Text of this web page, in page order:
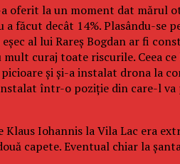
oferit la un moment dat mărul
decât 14%. Plasându-se
al lui Rareș Bogdan ar fi
curaj toate riscurile. Ceea
și și-a instalat drona la
într-o poziție din care-l
Iohannis la Vila Lac era
capete. Eventual chiar la